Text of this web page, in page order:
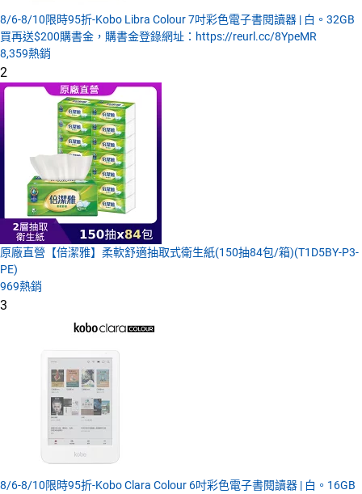
8/6-8/10限時95折-Kobo Libra Colour 7吋彩色電子書閱讀器 | 白。32GB
買再送$200購書金，購書金登錄網址：https://reurl.cc/8YpeMR
8,359熱銷
2
原廠直營【倍潔雅】柔軟舒適抽取式衛生紙(150抽84包/箱)(T1D5BY-P3-
PE)
969熱銷
3
8/6-8/10限時95折-Kobo Clara Colour 6吋彩色電子書閱讀器 | 白。16GB